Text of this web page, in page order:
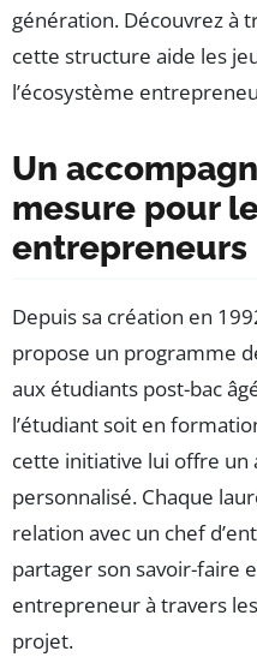
génération. Découvrez à
cette structure aide les
l’écosystème
Un
mesure pour
entrepreneurs
Depuis sa création en
propose un programme
aux étudiants post-bac
l’étudiant soit en
cette initiative lui offre un
personnalisé. Chaque
relation avec un chef
partager son savoir-faire
entrepreneur à travers
projet.